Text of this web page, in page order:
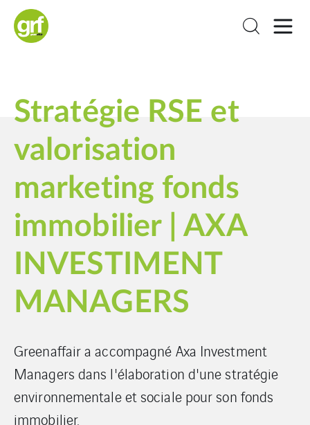
Stratégie RSE et
valorisation
marketing fonds
immobilier | AXA
INVESTIMENT
MANAGERS
Greenaffair a accompagné Axa Investment
Managers dans l'élaboration d'une stratégie
environnementale et sociale pour son fonds
immobilier.